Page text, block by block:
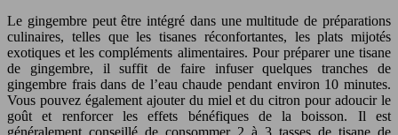
Le gingembre peut être intégré dans une multitude de préparations
culinaires, telles que les tisanes réconfortantes, les plats mijotés
exotiques et les compléments alimentaires. Pour préparer une tisane
de gingembre, il suffit de faire infuser quelques tranches de
gingembre frais dans de l’eau chaude pendant environ 10 minutes.
Vous pouvez également ajouter du miel et du citron pour adoucir le
goût et renforcer les effets bénéfiques de la boisson. Il est